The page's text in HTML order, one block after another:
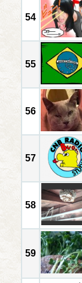
54
55
56
57
58
59